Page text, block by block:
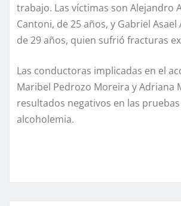
trabajo. Las víctimas son Alejandro
Cantoni, de 25 años, y Gabriel Asael
de 29 años, quien sufrió fracturas
Las conductoras implicadas en el
Maribel Pedrozo Moreira y Adriana
resultados negativos en las
alcoholemia.